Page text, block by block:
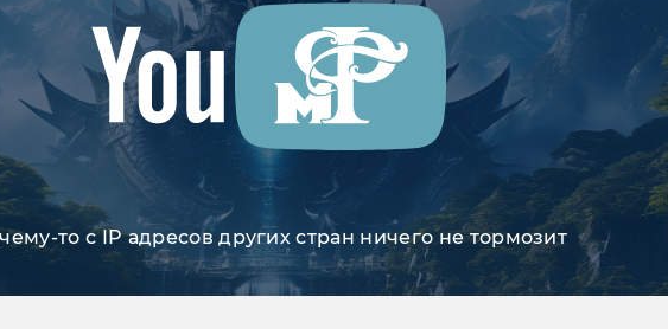
то с IP адресов других стран ничего не тормозит